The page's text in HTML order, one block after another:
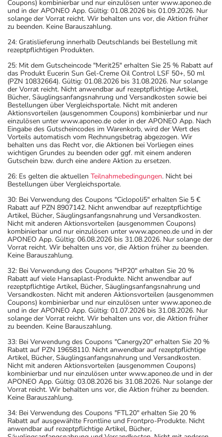
Coupons) kombinierbar und nur einzulösen unter www.aponeo.de
und in der APONEO App. Gültig: 01.08.2026 bis 01.09.2026. Nur
solange der Vorrat reicht. Wir behalten uns vor, die Aktion früher
zu beenden. Keine Barauszahlung.
24: Gratislieferung innerhalb Deutschlands bei Bestellung mit
rezeptpflichtigen Produkten.
25: Mit dem Gutscheincode "Merit25" erhalten Sie 25 % Rabatt auf
das Produkt Eucerin Sun Gel-Creme Oil Control LSF 50+, 50 ml
(PZN 10832664). Gültig: 01.08.2026 bis 31.08.2026. Nur solange
der Vorrat reicht. Nicht anwendbar auf rezeptpflichtige Artikel,
Bücher, Säuglingsanfangsnahrung und Versandkosten sowie bei
Bestellungen über Vergleichsportale. Nicht mit anderen
Aktionsvorteilen (ausgenommen Coupons) kombinierbar und nur
einzulösen unter www.aponeo.de oder in der APONEO App. Nach
Eingabe des Gutscheincodes im Warenkorb, wird der Wert des
Vorteils automatisch vom Rechnungsbetrag abgezogen. Wir
behalten uns das Recht vor, die Aktionen bei Vorliegen eines
wichtigen Grundes zu beenden oder ggf. mit einem anderen
Gutschein bzw. durch eine andere Aktion zu ersetzen.
26: Es gelten die aktuellen Teilnahmebedingungen. Nicht bei
Bestellungen über Vergleichsportale.
30: Bei Verwendung des Coupons "Ciclopoli5" erhalten Sie 5 €
Rabatt auf PZN 8907142. Nicht anwendbar auf rezeptpflichtige
Artikel, Bücher, Säuglingsanfangsnahrung und Versandkosten.
Nicht mit anderen Aktionsvorteilen (ausgenommen Coupons)
kombinierbar und nur einzulösen unter www.aponeo.de und in der
APONEO App. Gültig: 06.08.2026 bis 31.08.2026. Nur solange der
Vorrat reicht. Wir behalten uns vor, die Aktion früher zu beenden.
Keine Barauszahlung.
32: Bei Verwendung des Coupons "HP20" erhalten Sie 20 %
Rabatt auf viele Hansaplast-Produkte. Nicht anwendbar auf
rezeptpflichtige Artikel, Bücher, Säuglingsanfangsnahrung und
Versandkosten. Nicht mit anderen Aktionsvorteilen (ausgenommen
Coupons) kombinierbar und nur einzulösen unter www.aponeo.de
und in der APONEO App. Gültig: 01.07.2026 bis 31.08.2026. Nur
solange der Vorrat reicht. Wir behalten uns vor, die Aktion früher
zu beenden. Keine Barauszahlung.
33: Bei Verwendung des Coupons "Canergy20" erhalten Sie 20 %
Rabatt auf PZN 19658110. Nicht anwendbar auf rezeptpflichtige
Artikel, Bücher, Säuglingsanfangsnahrung und Versandkosten.
Nicht mit anderen Aktionsvorteilen (ausgenommen Coupons)
kombinierbar und nur einzulösen unter www.aponeo.de und in der
APONEO App. Gültig: 03.08.2026 bis 31.08.2026. Nur solange der
Vorrat reicht. Wir behalten uns vor, die Aktion früher zu beenden.
Keine Barauszahlung.
34: Bei Verwendung des Coupons "FTL20" erhalten Sie 20 %
Rabatt auf ausgewählte Frontline und Frontpro-Produkte. Nicht
anwendbar auf rezeptpflichtige Artikel, Bücher,